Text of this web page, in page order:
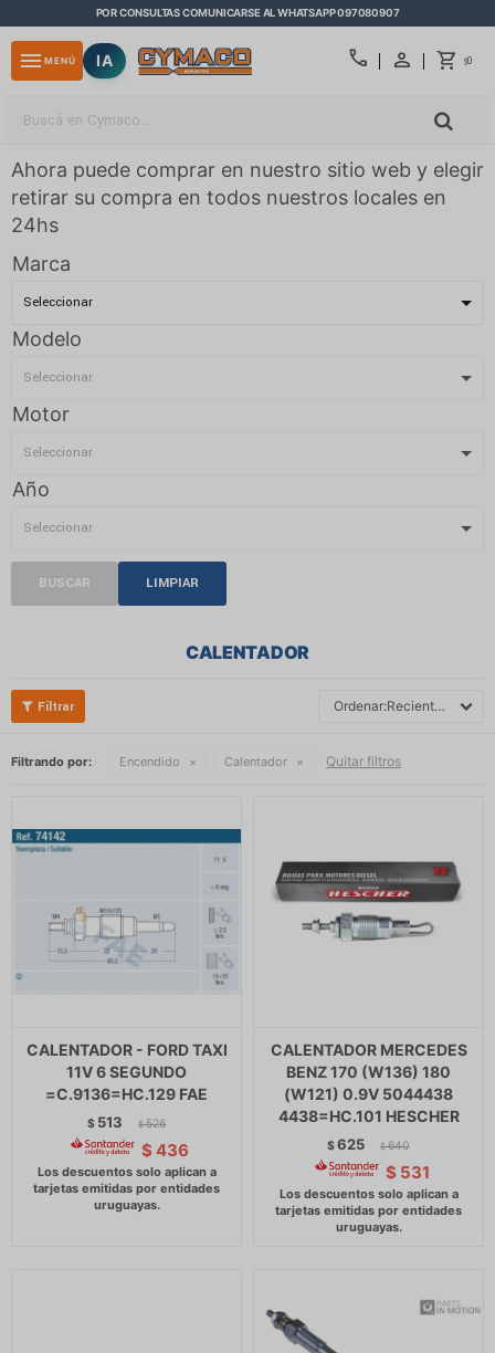
POR CONSULTAS COMUNICARSE AL WHATSAPP 097080907
call $0
menu MENÚ IA
Ahora puede comprar en nuestro sitio web y elegir
retirar su compra en todos nuestros locales en
24hs
Marca
Modelo
Motor
Año
BUSCAR LIMPIAR
CALENTADOR
Recientes
Filtrando por: Encendido Calentador Quitar filtros
CALENTADOR - FORD TAXI
11V 6 SEGUNDO
=C.9136=HC.129 FAE
$ 513 $ 526
$ 436
CALENTADOR MERCEDES
BENZ 170 (W136) 180
(W121) 0.9V 5044438
4438=HC.101 HESCHER
$625 $ 640
$ 531
close